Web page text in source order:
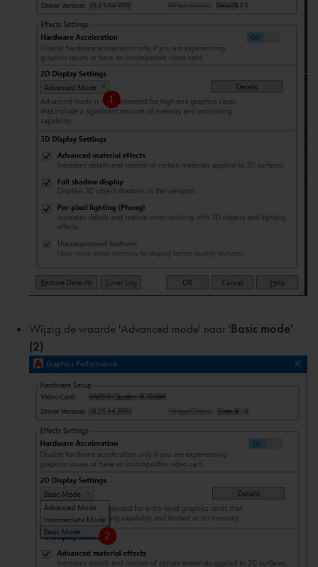
Wijzig de waarde 'Advanced mode' naar 'Basic mode'
(2)